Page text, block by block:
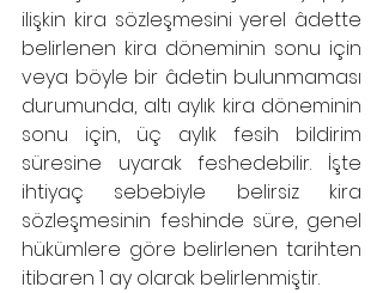
ilişkin kira sözleşmesini yerel âdette
belirlenen kira döneminin sonu için
veya böyle bir âdetin bulunmaması
durumunda, altı aylık kira döneminin
sonu için, üç aylık fesih bildirim
süresine uyarak feshedebilir. İşte
ihtiyaç sebebiyle belirsiz kira
sözleşmesinin feshinde süre, genel
hükümlere göre belirlenen tarihten
itibaren 1 ay olarak belirlenmiştir.